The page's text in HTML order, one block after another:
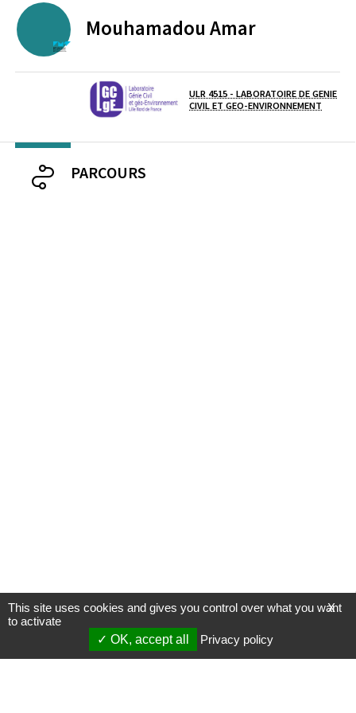
ECOLE DES MINES IMT LILLE DOUAI
Mouhamadou Amar
Laboratoire / équipe
ULR 4515 - LABORATOIRE DE GENIE
CIVIL ET GEO-ENVIRONNEMENT
PARCOURS
X
This site uses cookies and gives you control over what you want
to activate
OK, accept all
Privacy policy